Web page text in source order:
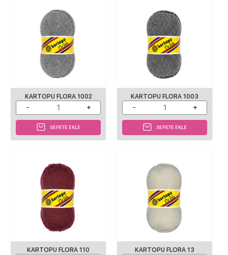
KARTOPU FLORA 1002
SEPETE EKLE
KARTOPU FLORA 1003
SEPETE EKLE
KARTOPU FLORA 110 KARTOPU FLORA 13